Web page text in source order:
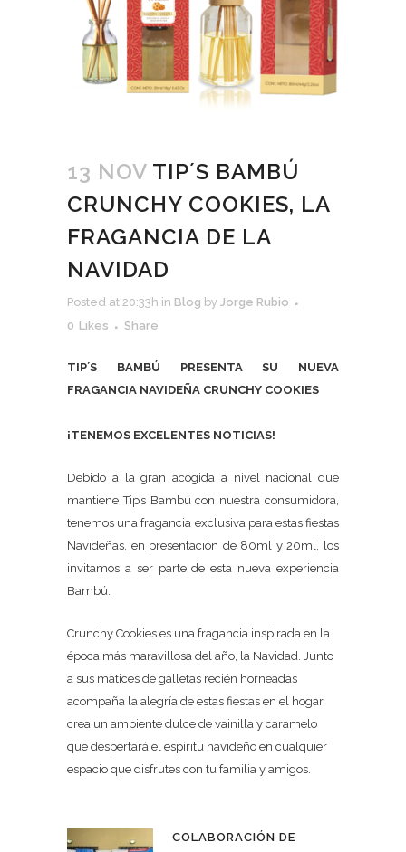
13 NOV TIP´S BAMBÚ
CRUNCHY COOKIES, LA
FRAGANCIA DE LA
NAVIDAD
Posted at 20:33h in Blog by Jorge Rubio
0 Likes Share
TIP´S BAMBÚ PRESENTA SU NUEVA
FRAGANCIA NAVIDEÑA CRUNCHY COOKIES
¡TENEMOS EXCELENTES NOTICIAS!
Debido a la gran acogida a nivel nacional que
mantiene Tip’s Bambú con nuestra consumidora,
tenemos una fragancia exclusiva para estas fiestas
Navideñas, en presentación de 80ml y 20ml, los
invitamos a ser parte de esta nueva experiencia
Bambú.
Crunchy Cookies es una fragancia inspirada en la
época más maravillosa del año, la Navidad. Junto
a sus matices de galletas recién horneadas
acompaña la alegría de estas fiestas en el hogar,
crea un ambiente dulce de vainilla y caramelo
que despertará el espíritu navideño en cualquier
espacio que disfrutes con tu familia y amigos.
COLABORACIÓN DE